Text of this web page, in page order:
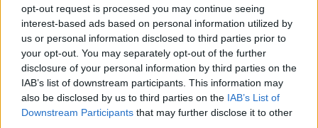
opt-out request is processed you may continue seeing
interest-based ads based on personal information utilized by
us or personal information disclosed to third parties prior to
your opt-out. You may separately opt-out of the further
disclosure of your personal information by third parties on the
IAB’s list of downstream participants. This information may
also be disclosed by us to third parties on the IAB’s List of
Downstream Participants that may further disclose it to other
When will I give birth to my baby?